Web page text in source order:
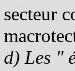
secteur
d) Les "